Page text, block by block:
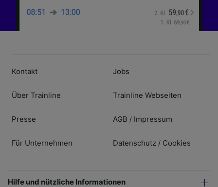
Kontakt
Über Trainline
Presse
Für Unternehmen
Jobs
Trainline Webseiten
AGB / Impressum
Datenschutz / Cookies
Hilfe und nützliche Informationen